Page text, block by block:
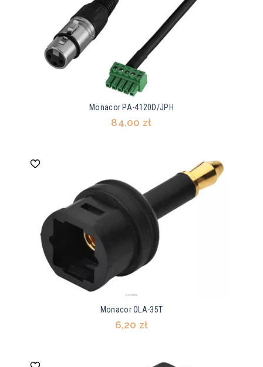
Monacor PA-4120D/JPH
84,00 zł
Monacor OLA-35T
6,20 zł